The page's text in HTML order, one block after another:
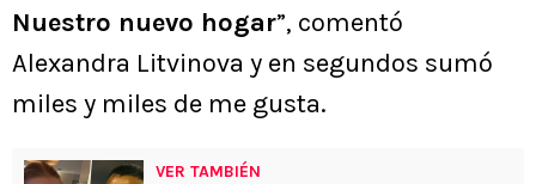
Nuestro nuevo hogar”, comentó
Alexandra Litvinova y en segundos sumó
miles y miles de me gusta.
VER TAMBIÉN